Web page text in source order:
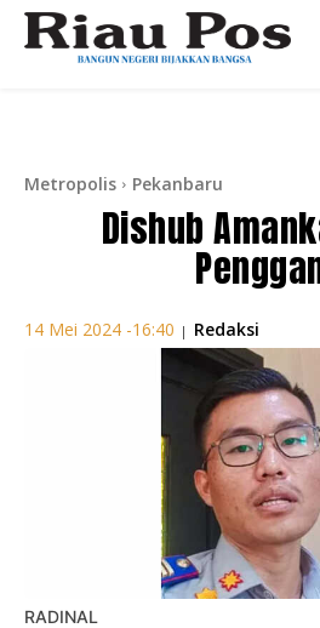
Metropolis Pekanbaru
Dishub
14 Mei 2024 -16:40 | Redaksi
RADINAL